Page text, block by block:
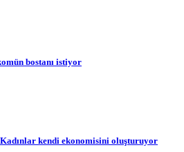
bostanı istiyor
Kadınlar kendi ekonomisini oluşturuyor